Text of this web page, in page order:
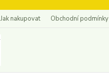
Jak nakupovat Obchodní podmínky